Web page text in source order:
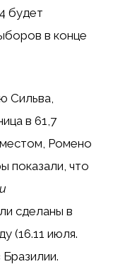
будет
в конце
Сильва,
в 61,7
Ромено
показали, что
сделаны в
(16.11 июля.